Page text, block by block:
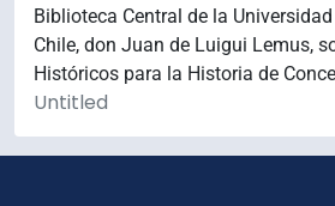
Biblioteca Central de la
Chile, don Juan de Luigui Lemus,
Históricos para la Historia de
Untitled